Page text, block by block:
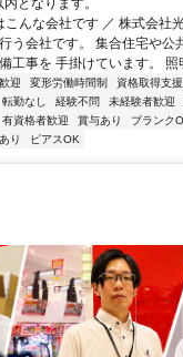
となります。
こんな会社です ／ 株式会社
う会社です。 集合住宅や公
工事を 手掛けています。 照
迎 変形労働時間制 資格取得支
転勤なし 経験不問 未経験者歓迎
有資格者歓迎 賞与あり ブランク
り ピアスOK